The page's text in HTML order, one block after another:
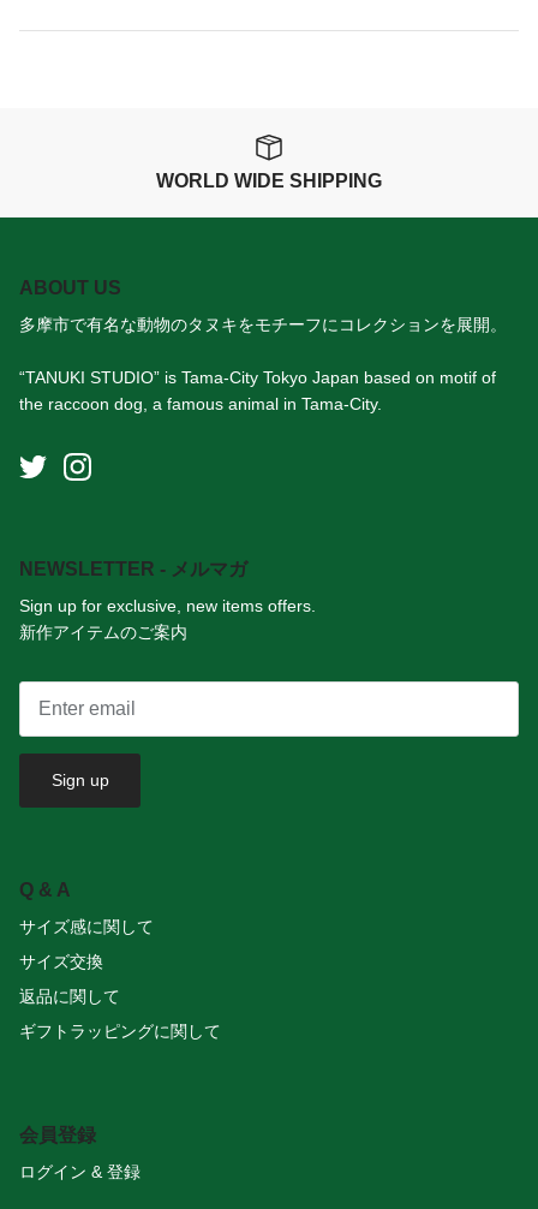
WORLD WIDE SHIPPING
ABOUT US
多摩市で有名な動物のタヌキをモチーフにコレクションを展開。
“TANUKI STUDIO” is Tama-City Tokyo Japan based on motif of
the raccoon dog, a famous animal in Tama-City.
NEWSLETTER - メルマガ
Sign up for exclusive, new items offers.
新作アイテムのご案内
Sign up
Q & A
サイズ感に関して
サイズ交換
返品に関して
ギフトラッピングに関して
会員登録
ログイン & 登録